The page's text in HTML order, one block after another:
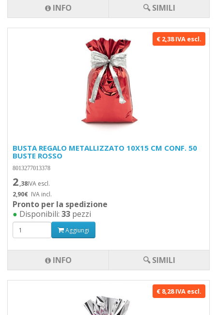
INFO 🔍 SIMILI
€ 2,38 IVA escl.
BUSTA REGALO METALLIZZATO 10X15 CM CONF. 50
BUSTE ROSSO
8013277013378
2,38IVA escl.
2,90€ IVA incl.
Pronto per la spedizione
● Disponibili: 33 pezzi
Aggiungi
INFO 🔍 SIMILI
€ 8,28 IVA escl.